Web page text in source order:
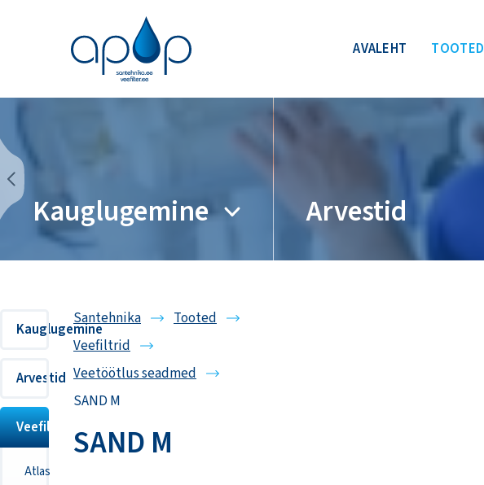
AVALEHT TOOTED
Kauglugemine Arvestid
Santehnika
Tooted
Veefiltrid
Veetöötlus seadmed
SAND M
SAND M
Kauglugemine
Arvestid
Veefiltrid
Atlas